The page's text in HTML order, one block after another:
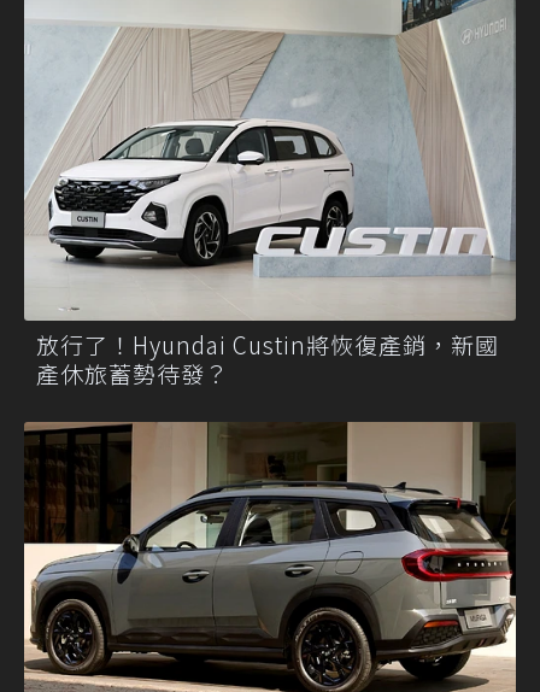
放行了！Hyundai Custin將恢復產銷，新國
產休旅蓄勢待發？